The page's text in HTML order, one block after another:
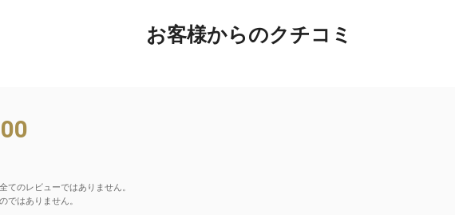
お客様からのクチコミ
てのレビューではありません。
ではありません。